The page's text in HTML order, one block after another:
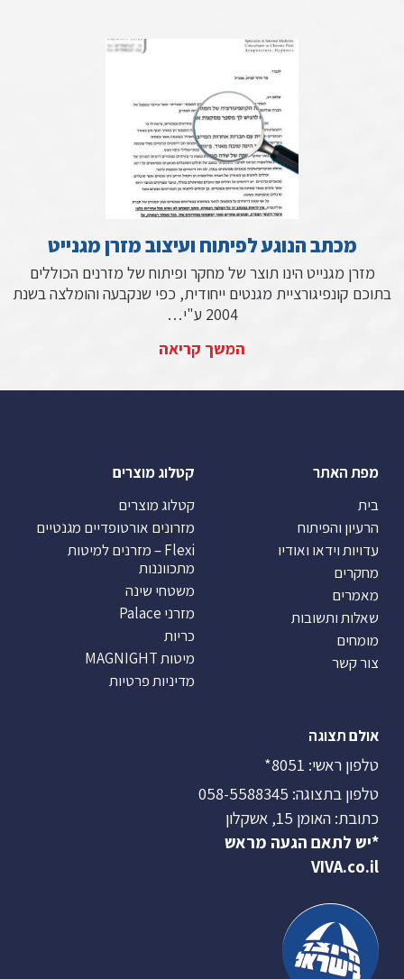
מכתב הנוגע לפיתוח ועיצוב מזרן מגנייט
מזרן מגנייט הינו תוצר של מחקר ופיתוח של מזרנים הכוללים
בתוכם קונפיגורציית מגנטים ייחודית, כפי שנקבעה והומלצה בשנת
2004 ע"י…
המשך קריאה
מפת האתר
בית
הרעיון והפיתוח
עדויות וידאו ואודיו
מחקרים
מאמרים
שאלות ותשובות
מומחים
צור קשר
קטלוג מוצרים
קטלוג מוצרים
מזרונים אורטופדיים מגנטיים
Flexi – מזרנים למיטות
מתכווננות
משטחי שינה
מזרני Palace
כריות
מיטות MAGNIGHT
מדיניות פרטיות
אולם תצוגה
טלפון ראשי: 8051*
טלפון בתצוגה: 058-5588345
כתובת: האומן 15, אשקלון
*יש לתאם הגעה מראש
VIVA.co.il